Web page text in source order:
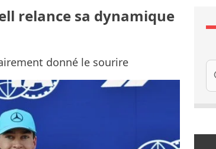
relance sa dynamique
donné le sourire